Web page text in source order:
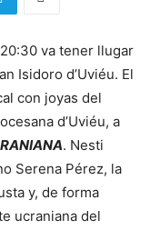
va tener llugar
Isidoro d’Uviéu. El
con joyas del
d’Uviéu, a
. Nesti
Serena Pérez, la
y, de forma
ucraniana del